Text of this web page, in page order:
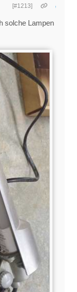
[#1213]
solche Lampen